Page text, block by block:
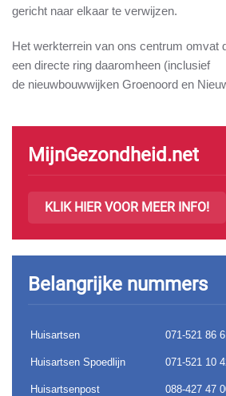
gericht naar elkaar te verwijzen.
Het werkterrein van ons centrum omvat
een directe ring daaromheen (inclusief
de nieuwbouwwijken Groenoord en
MijnGezondheid.net
KLIK HIER VOOR MEER INFO!
Belangrijke nummers
Huisartsen 071-521 86
Huisartsen Spoedlijn 071-521 10
Huisartsenpost 088-427 47